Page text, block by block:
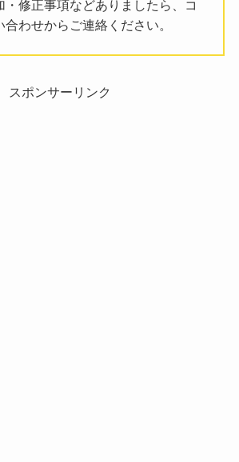
・修正事項などありましたら、コ
合わせからご連絡ください。
スポンサーリンク